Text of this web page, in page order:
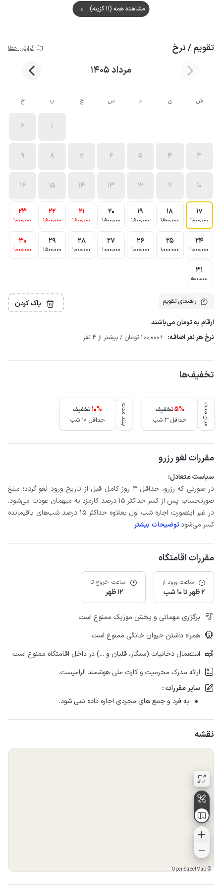
مشاهده همه (11 گزینه)
تقویم / نرخ گزارش خطا
مرداد 1405
ش ی د س چ پ ج
1
2
3
4
5
6
7
8
9
10
11
12
13
14
15
16
17
1٬000٬000
18
1٬500٬000
19
1٬500٬000
20
1٬500٬000
21
1٬500٬000
22
1٬500٬000
23
1٬000٬000
24
1٬000٬000
25
1٬000٬000
26
1٬000٬000
27
1٬000٬000
28
1٬000٬000
29
1٬500٬000
30
1٬000٬000
31
500٬000
راهنمای تقویم پاک کردن
ارقام به تومان می‌باشند
نرخ هر نفر اضافه: +100٬000 تومان / بیشتر از 4 نفر
تخفیف‌ها
میان مدت 5%
تخفیف
حداقل 3 شب
بلند مدت 10%
تخفیف
حداقل 10 شب
مقررات لغو رزرو
سیاست متعادل:
در صورتی که رزرو، حداقل 3 روز کامل قبل از تاریخ ورود لغو گردد؛ مبلغ
صورتحساب پس از کسر حداکثر 15 درصد کارمزد به میهمان عودت می‌شود.
در غیر اینصورت اجاره شب اول بعلاوه حداکثر 15 درصد شب‌های باقیمانده
کسر می‌شود.توضیحات بیشتر
مقررات اقامتگاه
ساعت ورود از
2 ظهر تا 10 شب
ساعت خروج تا
12 ظهر
برگزاری مهمانی و پخش موزیک ممنوع است.
همراه داشتن حیوان خانگی ممنوع است.
استعمال دخانیات (سیگار، قلیان و ...) در داخل اقامتگاه ممنوع است.
ارائه مدرک محرمیت و کارت ملی هوشمند الزامیست.
سایر مقررات :
به فرد و جمع های مجردی اجاره داده نمی شود.
نقشه
©
OpenStreetMap